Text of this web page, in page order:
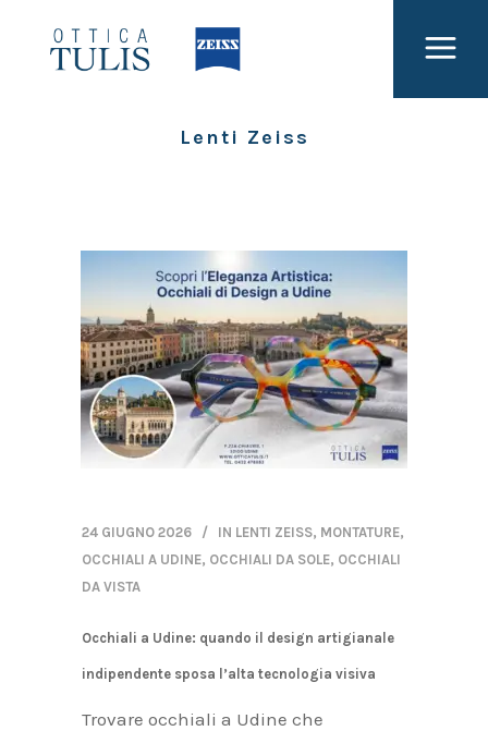
Lenti Zeiss
24 GIUGNO 2026 IN LENTI ZEISS, MONTATURE,
OCCHIALI A UDINE, OCCHIALI DA SOLE, OCCHIALI
DA VISTA
Occhiali a Udine: quando il design artigianale
indipendente sposa l’alta tecnologia visiva
Trovare occhiali a Udine che